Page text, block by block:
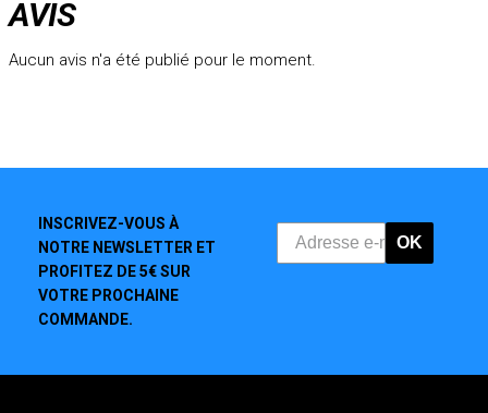
AVIS
Aucun avis n'a été publié pour le moment.
INSCRIVEZ-VOUS À
NOTRE NEWSLETTER ET
PROFITEZ DE 5€ SUR
VOTRE PROCHAINE
COMMANDE.
OK